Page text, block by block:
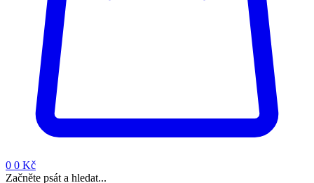
0 0 Kč
Začněte psát a hledat...